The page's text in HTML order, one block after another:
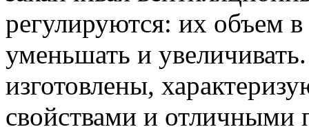
регулируются: их объем
уменьшать и
изготовлены,
свойствами и отличными